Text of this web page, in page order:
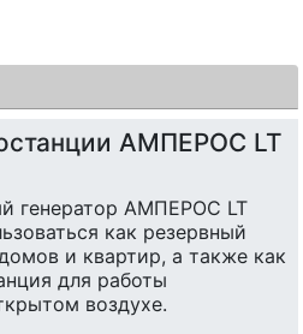
АМПЕРОС LT
генератор АМПЕРОС LT
как резервный
и квартир, а также как
для работы
воздухе.